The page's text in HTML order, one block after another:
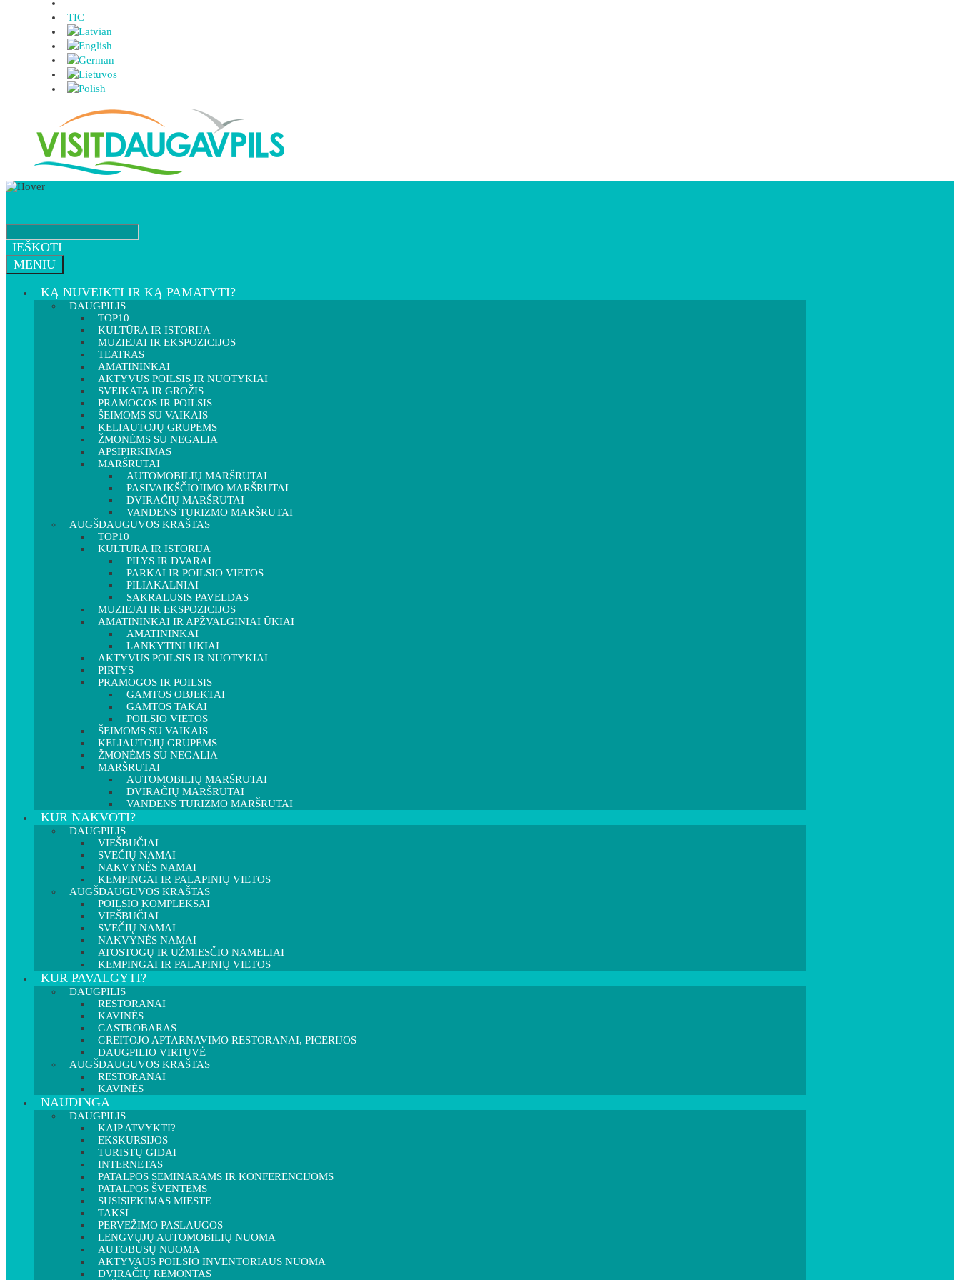
TIC
IEŠKOTI
MENIU
KĄ NUVEIKTI IR KĄ PAMATYTI?
DAUGPILIS
TOP10
KULTŪRA IR ISTORIJA
MUZIEJAI IR EKSPOZICIJOS
TEATRAS
AMATININKAI
AKTYVUS POILSIS IR NUOTYKIAI
SVEIKATA IR GROŽIS
PRAMOGOS IR POILSIS
ŠEIMOMS SU VAIKAIS
KELIAUTOJŲ GRUPĖMS
ŽMONĖMS SU NEGALIA
APSIPIRKIMAS
MARŠRUTAI
AUTOMOBILIŲ MARŠRUTAI
PASIVAIKŠČIOJIMO MARŠRUTAI
DVIRAČIŲ MARŠRUTAI
VANDENS TURIZMO MARŠRUTAI
AUGŠDAUGUVOS KRAŠTAS
TOP10
KULTŪRA IR ISTORIJA
PILYS IR DVARAI
PARKAI IR POILSIO VIETOS
PILIAKALNIAI
SAKRALUSIS PAVELDAS
MUZIEJAI IR EKSPOZICIJOS
AMATININKAI IR APŽVALGINIAI ŪKIAI
AMATININKAI
LANKYTINI ŪKIAI
AKTYVUS POILSIS IR NUOTYKIAI
PIRTYS
PRAMOGOS IR POILSIS
GAMTOS OBJEKTAI
GAMTOS TAKAI
POILSIO VIETOS
ŠEIMOMS SU VAIKAIS
KELIAUTOJŲ GRUPĖMS
ŽMONĖMS SU NEGALIA
MARŠRUTAI
AUTOMOBILIŲ MARŠRUTAI
DVIRAČIŲ MARŠRUTAI
VANDENS TURIZMO MARŠRUTAI
KUR NAKVOTI?
DAUGPILIS
VIEŠBUČIAI
SVEČIŲ NAMAI
NAKVYNĖS NAMAI
KEMPINGAI IR PALAPINIŲ VIETOS
AUGŠDAUGUVOS KRAŠTAS
POILSIO KOMPLEKSAI
VIEŠBUČIAI
SVEČIŲ NAMAI
NAKVYNĖS NAMAI
ATOSTOGŲ IR UŽMIESČIO NAMELIAI
KEMPINGAI IR PALAPINIŲ VIETOS
KUR PAVALGYTI?
DAUGPILIS
RESTORANAI
KAVINĖS
GASTROBARAS
GREITOJO APTARNAVIMO RESTORANAI, PICERIJOS
DAUGPILIO VIRTUVĖ
AUGŠDAUGUVOS KRAŠTAS
RESTORANAI
KAVINĖS
NAUDINGA
DAUGPILIS
KAIP ATVYKTI?
EKSKURSIJOS
TURISTŲ GIDAI
INTERNETAS
PATALPOS SEMINARAMS IR KONFERENCIJOMS
PATALPOS ŠVENTĖMS
SUSISIEKIMAS MIESTE
TAKSI
PERVEŽIMO PASLAUGOS
LENGVŲJŲ AUTOMOBILIŲ NUOMA
AUTOBUSŲ NUOMA
AKTYVAUS POILSIO INVENTORIAUS NUOMA
DVIRAČIŲ REMONTAS